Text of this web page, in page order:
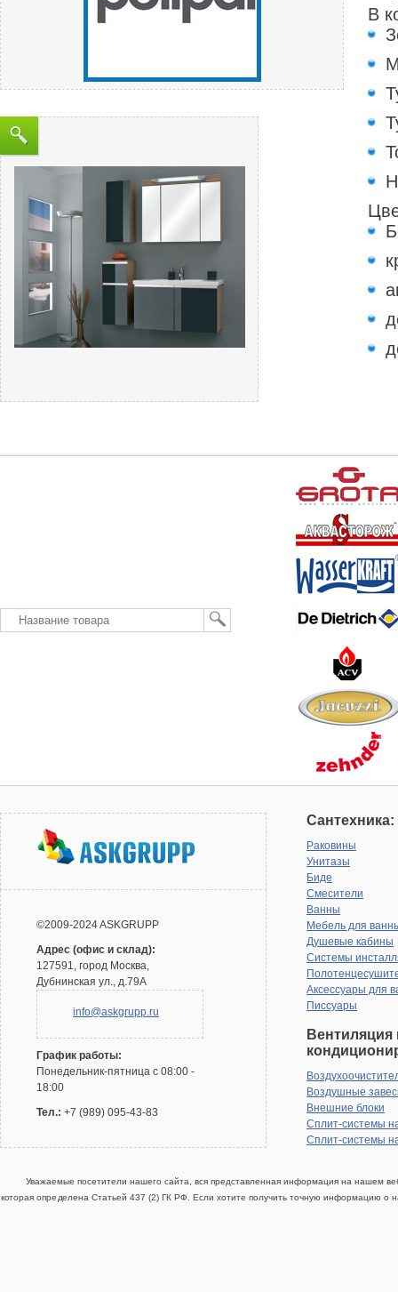
В
©2009-2024 ASKGRUPP
Адрес (офис и склад):
127591, город Москва,
Дубнинская ул., д.79А
info@askgrupp.ru
График работы:
Понедельник-пятница с 08:00 -
18:00
Тел.: +7 (989) 095-43-83
Сантехника:
Раковины
Унитазы
Биде
Смесители
Ванны
Мебель для
Душевые кабины
Системы
Аксессуары для
Писсуары
Вентиляция
Воздушные
Внешние блоки
Сплит-системы
Сплит-системы
Уважаемые посетители нашего сайта, вся представленная информация на нашем
которая определена Статьей 437 (2) ГК РФ. Если хотите получить точную информацию о